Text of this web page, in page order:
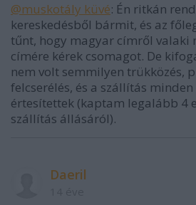
@muskotály küvé: Én ritkán
kereskedésből bármit, és az
tűnt, hogy magyar címről valaki
címére kérek csomagot. De
nem volt semmilyen trükközés,
felcserélés, és a szállítás
értesítettek (kaptam legalább 4
szállítás állásáról).
Daeril